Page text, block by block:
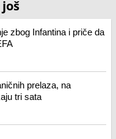
zbog Infantina i priče da
prelaza, na
tri sata